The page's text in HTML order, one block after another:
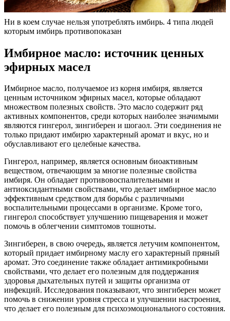
Ни в коем случае нельзя употреблять имбирь. 4 типа людей
которым имбирь противопоказан
Имбирное масло: источник ценных
эфирных масел
Имбирное масло, получаемое из корня имбиря, является
ценным источником эфирных масел, которые обладают
множеством полезных свойств. Это масло содержит ряд
активных компонентов, среди которых наиболее значимыми
являются гингерол, зингиберен и шогаол. Эти соединения не
только придают имбирю характерный аромат и вкус, но и
обуславливают его целебные качества.
Гингерол, например, является основным биоактивным
веществом, отвечающим за многие полезные свойства
имбиря. Он обладает противовоспалительными и
антиоксидантными свойствами, что делает имбирное масло
эффективным средством для борьбы с различными
воспалительными процессами в организме. Кроме того,
гингерол способствует улучшению пищеварения и может
помочь в облегчении симптомов тошноты.
Зингиберен, в свою очередь, является летучим компонентом,
который придает имбирному маслу его характерный пряный
аромат. Это соединение также обладает антимикробными
свойствами, что делает его полезным для поддержания
здоровья дыхательных путей и защиты организма от
инфекций. Исследования показывают, что зингиберен может
помочь в снижении уровня стресса и улучшении настроения,
что делает его полезным для психоэмоционального состояния.